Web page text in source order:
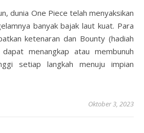
banyak bajak laut kuat. Para
ketenaran dan Bounty (hadiah
menangkap atau membunuh
setiap langkah menuju impian
Oktober 3, 2023